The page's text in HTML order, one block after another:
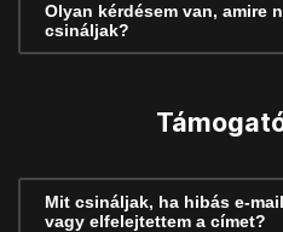
Olyan kérdésem van, amire
csináljak?
Mit csináljak, ha hibás e-
vagy elfelejtettem a címet?